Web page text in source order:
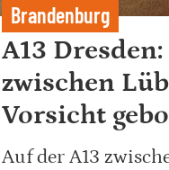
Brandenburg
A13
zwischen
Vorsicht
Auf der A13